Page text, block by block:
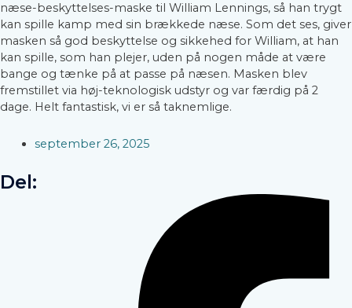
næse-beskyttelses-maske til William Lennings, så han trygt
kan spille kamp med sin brækkede næse. Som det ses, giver
masken så god beskyttelse og sikkehed for William, at han
kan spille, som han plejer, uden på nogen måde at være
bange og tænke på at passe på næsen. Masken blev
fremstillet via høj-teknologisk udstyr og var færdig på 2
dage. Helt fantastisk, vi er så taknemlige.
september 26, 2025
Del: